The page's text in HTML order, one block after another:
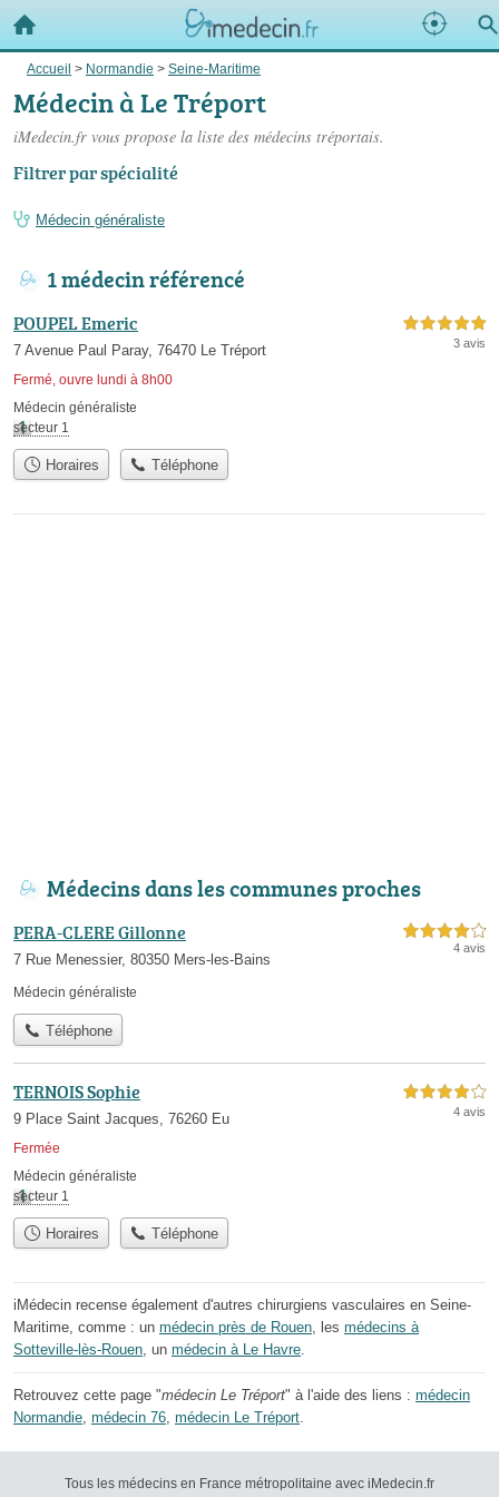
Accueil > Normandie > Seine-Maritime
Médecin à Le Tréport
iMedecin.fr vous propose la liste des médecins tréportais.
Filtrer par spécialité
Médecin généraliste
1 médecin référencé
POUPEL Emeric
7 Avenue Paul Paray, 76470 Le Tréport
Fermé, ouvre lundi à 8h00
5,0 étoiles sur 5
3 avis
Médecin généraliste
secteur 1
Horaires Téléphone
Médecins dans les communes proches
PERA-CLERE Gillonne
7 Rue Menessier, 80350 Mers-les-Bains
4,0 étoiles sur 5
4 avis
Médecin généraliste
Téléphone
TERNOIS Sophie
9 Place Saint Jacques, 76260 Eu
Fermée
4,0 étoiles sur 5
4 avis
Médecin généraliste
secteur 1
Horaires Téléphone
iMédecin recense également d'autres chirurgiens vasculaires en Seine-
Maritime, comme : un médecin près de Rouen, les médecins à
Sotteville-lès-Rouen, un médecin à Le Havre.
Retrouvez cette page "médecin Le Tréport" à l'aide des liens : médecin
Normandie, médecin 76, médecin Le Tréport.
Tous les médecins en France métropolitaine avec iMedecin.fr